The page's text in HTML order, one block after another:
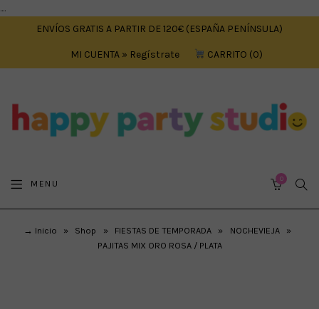
....
ENVÍOS GRATIS A PARTIR DE 120€ (ESPAÑA PENÍNSULA)
MI CUENTA » Regístrate CARRITO 0
MENU 0
→ Inicio » Shop » FIESTAS DE TEMPORADA » NOCHEVIEJA
»
PAJITAS MIX ORO ROSA / PLATA